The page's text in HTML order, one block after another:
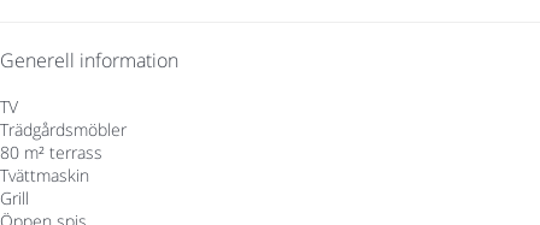
Generell information
TV
Trädgårdsmöbler
80 m² terrass
Tvättmaskin
Grill
Öppen spis